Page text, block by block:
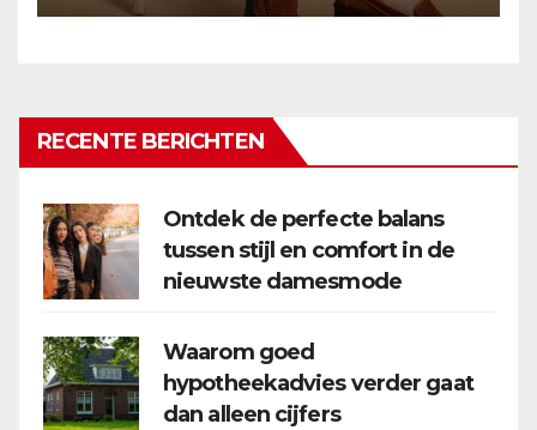
RECENTE BERICHTEN
Ontdek de perfecte balans
tussen stijl en comfort in de
nieuwste damesmode
Waarom goed
hypotheekadvies verder gaat
dan alleen cijfers